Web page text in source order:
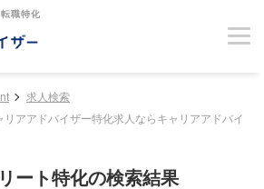
職特化
求人検索
アアドバイザー特化求人ならキャリアアドバイ
ート特化の検索結果